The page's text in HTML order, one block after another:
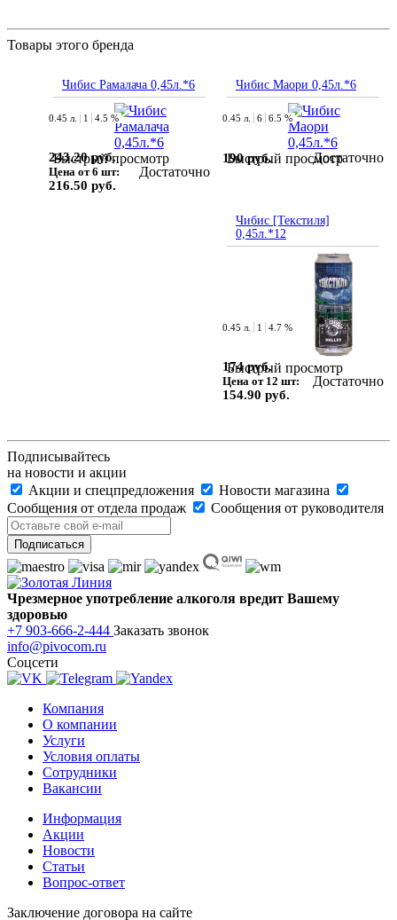
Товары этого бренда
Чибис Рамалача 0,45л.*6
Быстрый просмотр
0.45 л. 1 4.5 %
243.20 руб.
Цена от 6 шт:
216.50 руб.
Достаточно
Чибис Маори 0,45л.*6
Быстрый просмотр
0.45 л. 6 6.5 %
190 руб. Достаточно
Чибис [Текстиля]
0,45л.*12
Быстрый просмотр
0.45 л. 1 4.7 %
174 руб.
Цена от 12 шт:
154.90 руб.
Достаточно
Подписывайтесь
на новости и акции
Акции и спецпредложения
Новости магазина
Сообщения от отдела продаж
Сообщения от руководителя
Чрезмерное употребление алкоголя вредит Вашему
здоровью
+7 903-666-2-444 Заказать звонок
info@pivocom.ru
Соцсети
Компания
О компании
Услуги
Условия оплаты
Сотрудники
Вакансии
Информация
Акции
Новости
Статьи
Вопрос-ответ
Заключение договора на сайте